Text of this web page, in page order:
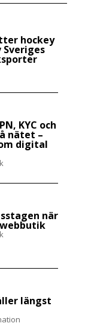
hockey
KYC och
nätet –
digital
när
längst